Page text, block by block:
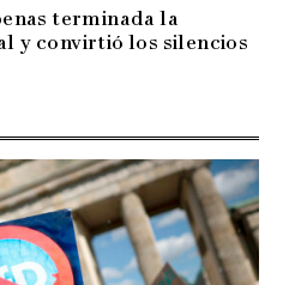
terminada la
y convirtió los silencios